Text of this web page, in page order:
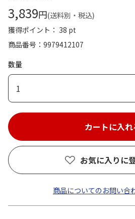
3,839円(送料別・税込)
獲得ポイント： 38 pt
商品番号
9979412107
数量
1
お気に入りに
商品についてのお問い合